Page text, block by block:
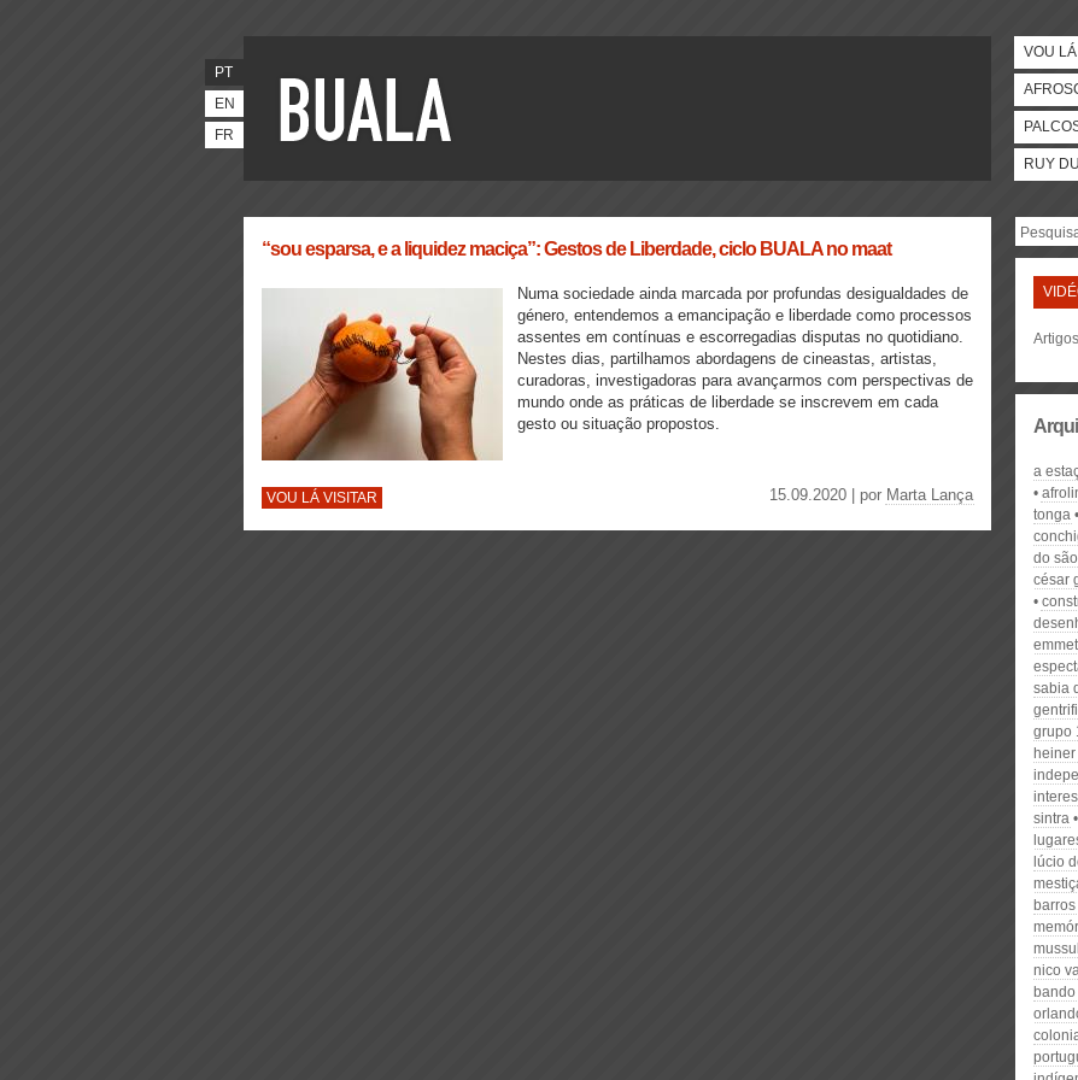
PT
EN
FR
VOU
RUY
“sou esparsa, e a liquidez maciça”: Gestos de Liberdade, ciclo BUALA no maat
Numa sociedade ainda marcada por profundas desigualdades de
género, entendemos a emancipação e liberdade como processos
assentes em contínuas e escorregadias disputas no quotidiano.
Nestes dias, partilhamos abordagens de cineastas, artistas,
curadoras, investigadoras para avançarmos com perspectivas de
mundo onde as práticas de liberdade se inscrevem em cada
gesto ou situação propostos.
VOU LÁ VISITAR 15.09.2020 | por Marta Lança
a
tonga
do
césar
sabia
grupo
sintra
lúcio
barros
nico
bando